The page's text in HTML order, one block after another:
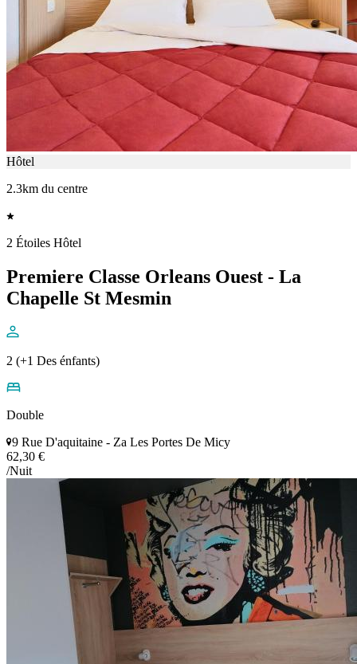
Hôtel
2.3km du centre
2 Étoiles Hôtel
Premiere Classe Orleans Ouest - La
Chapelle St Mesmin
2 (+1 Des énfants)
Double
9 Rue D'aquitaine - Za Les Portes De Micy
62,30 €
/Nuit